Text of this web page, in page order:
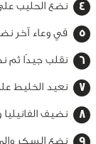
نضع الحليب
في وعاء آخر
نقلب جيدًا ثم
نعيد الخليط
نضيف
نضع السكر